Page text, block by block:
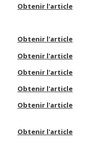
Obtenir l'article
Obtenir l'article
Obtenir l'article
Obtenir l'article
Obtenir l'article
Obtenir l'article
Obtenir l'article